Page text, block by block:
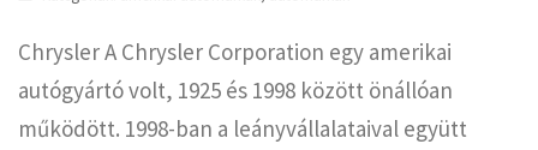
Chrysler A Chrysler Corporation egy amerikai
autógyártó volt, 1925 és 1998 között önállóan
működött. 1998-ban a leányvállalataival együtt